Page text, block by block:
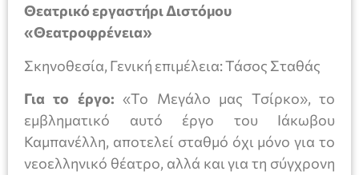
Θεατρικό εργαστήρι Διστόμου
«Θεατροφρένεια»
Σκηνοθεσία, Γενική επιμέλεια: Τάσος Σταθάς
Για το έργο:«Το Μεγάλο μας Τσίρκο», το
εμβληματικό αυτό έργο του Ιάκωβου
Καμπανέλλη, αποτελεί σταθμό όχι μόνο για το
νεοελληνικό θέατρο, αλλά και για τη σύγχρονη